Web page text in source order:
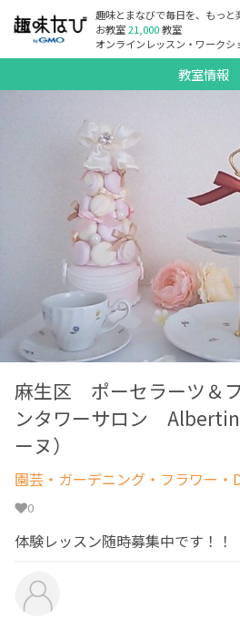
趣味とまなびで毎日を、もっと
お教室21,000教室
オンラインレッスン・ワーク
教室情報
麻生区 ポーセラーツ＆
ンタワーサロン
ーヌ）
園芸・ガーデニング・フラワー・
0
体験レッスン随時募集中です！！